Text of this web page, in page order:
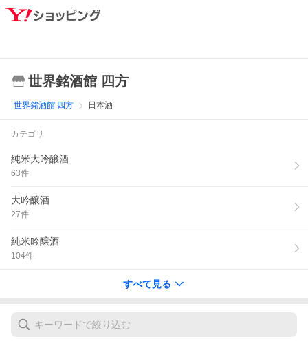
世界銘酒館 四方
世界銘酒館 四方 日本酒
カテゴリ
純米大吟醸酒
63件
大吟醸酒
27件
純米吟醸酒
104件
すべて見る